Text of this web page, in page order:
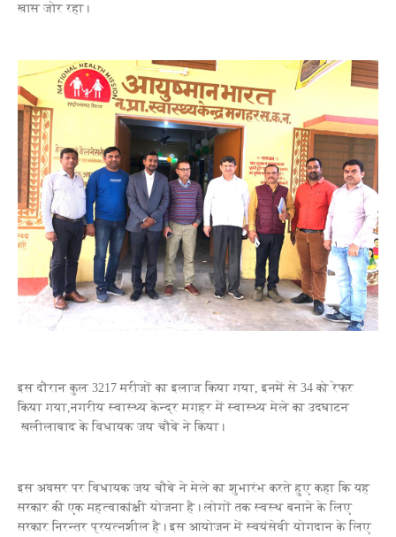
खास जोर रहा।
इस दौरान कुल 3217 मरीजों का इलाज किया गया, इनमें से 34 को रेफर
किया गया,नगरीय स्‍वास्‍थ्‍य केन्‍द्र मगहर में स्‍वास्‍थ्‍य मेले का उदघाटन
खलीलाबाद के विधायक जय चौबे ने किया।
इस अवसर पर विधायक जय चौबे ने मेले का शुभारंभ करते हुए कहा कि यह
सरकार की एक महत्‍वाकांक्षी योजना है। लोगों तक स्‍वस्‍थ बनाने के लिए
सरकार निरन्‍तर प्रयत्‍नशील है। इस आयोजन में स्वयंसेवी योगदान के लिए